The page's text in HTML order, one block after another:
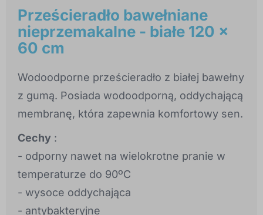
Prześcieradło bawełniane
nieprzemakalne - białe 120 x
60 cm
Wodoodporne prześcieradło z białej bawełny
z gumą. Posiada wodoodporną, oddychającą
membranę, która zapewnia komfortowy sen.
Cechy :
- odporny nawet na wielokrotne pranie w
temperaturze do 90ºC
- wysoce oddychająca
- antybakteryjne